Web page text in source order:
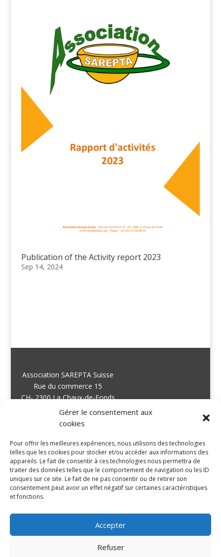
Gérer le consentement aux
cookies
Pour offrir les meilleures expériences, nous utilisons des technologies
telles que les cookies pour stocker et/ou accéder aux informations des
appareils. Le fait de consentir à ces technologies nous permettra de
traiter des données telles que le comportement de navigation ou les ID
uniques sur ce site. Le fait de ne pas consentir ou de retirer son
consentement peut avoir un effet négatif sur certaines caractéristiques
et fonctions.
Accepter
Refuser
Publication of the Activity report 2023
Sep 14, 2024
Association SAREPTA Suisse
Rue du commerce 15
CH- 2300 La Chaux-de-Fonds
Suisse
info@sareptasuisse.org
+41 21 535 00 54